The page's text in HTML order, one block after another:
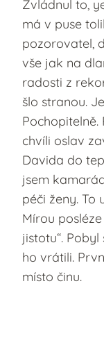
Zvládnul to,
má v puse
pozorovatel,
vše jak na
radosti z
šlo stranou.
chvíli oslav
Davida do
jsem
péči ženy. To
Mírou
jistotu“.
ho vrátili.
místo činu.